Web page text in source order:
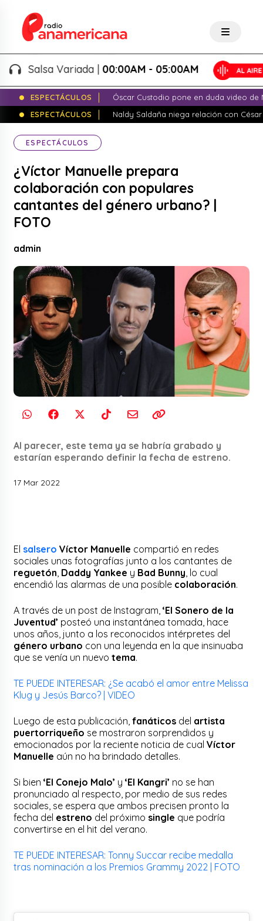
Salsa Variada |00:00AM - 05:00AM
ESPECTÁCULOS
Óscar Custodio pone en duda video de
ESPECTÁCULOS
Naldy Saldaña niega relación con
ESPECTÁCULOS
¿Víctor Manuelle prepara
colaboración con populares
cantantes del género urbano? |
FOTO
admin
Al parecer, este tema ya se habría grabado y
estarían esperando definir la fecha de estreno.
17 Mar 2022
El salsero Víctor Manuelle compartió en redes
sociales unas fotografías junto a los cantantes de
reguetón Daddy Yankee y Bad Bunny , lo cual
encendió las alarmas de una posible colaboración.
A través de un post de Instagram,‘El Sonero de la
Juventud’ posteó una instantánea tomada, hace
unos años, junto a los reconocidos intérpretes del
género urbano con una leyenda en la que insinuaba
que se venía un nuevotema.
TE PUEDE INTERESAR: ¿Se acabó el amor entre Melissa
Klug y Jesús Barco? | VIDEO
Luego de esta publicación,fanáticos del artista
puertorriqueño se mostraron sorprendidos y
emocionados por la reciente noticia de cualVíctor
Manuelle aún no ha brindado detalles.
Si bien‘El Conejo Malo’ y‘El Kangri’ no se han
pronunciado al respecto, por medio de sus redes
sociales, se espera que ambos precisen pronto la
fecha del estreno del próximo single que podría
convertirse en el hit del verano.
TE PUEDE INTERESAR: Tonny Succar recibe medalla
tras nominación a los Premios Grammy 2022 | FOTO